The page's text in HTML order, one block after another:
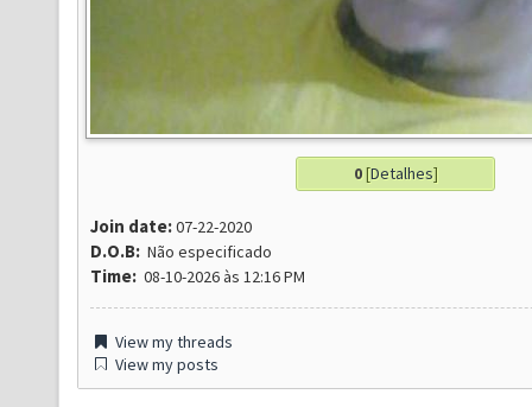
0[Detalhes]
Join date:07-22-2020
D.O.B: Não especificado
Time: 08-10-2026 às 12:16 PM
View my threads
View my posts